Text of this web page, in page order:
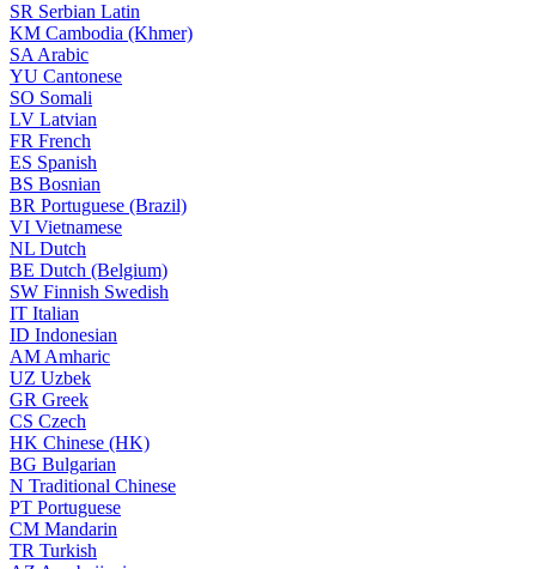
SR Serbian Latin
KM Cambodia (Khmer)
SA Arabic
YU Cantonese
SO Somali
LV Latvian
FR French
ES Spanish
BS Bosnian
BR Portuguese (Brazil)
VI Vietnamese
NL Dutch
BE Dutch (Belgium)
SW Finnish Swedish
IT Italian
ID Indonesian
AM Amharic
UZ Uzbek
GR Greek
CS Czech
HK Chinese (HK)
BG Bulgarian
N Traditional Chinese
PT Portuguese
CM Mandarin
TR Turkish